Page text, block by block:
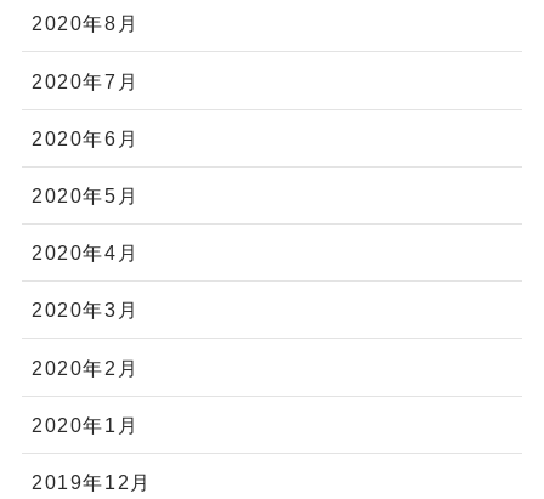
2020年8月
2020年7月
2020年6月
2020年5月
2020年4月
2020年3月
2020年2月
2020年1月
2019年12月